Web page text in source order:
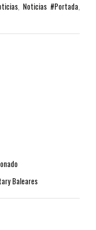
, Noticias #Portada,
Baleares